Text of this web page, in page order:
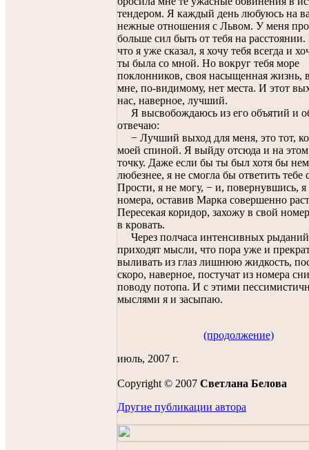
тендером. Я каждый день любуюсь на
нежные отношения с Львом. У меня
больше сил быть от тебя на
что я уже сказал, я хочу тебя всегда и
ты была со мной. Но вокруг тебя море
поклонников, своя насыщенная жизнь,
мне, по-видимому, нет места. И этот
нас, наверное, лучший.
Я высвобождаюсь из его объятий и
отвечаю:
− Лучший выход для меня, это тот,
моей спиной. Я выйду отсюда и на
точку. Даже если бы ты был хотя бы
любезнее, я не смогла бы ответить тебе
Прости, я не могу, − и, повернувшись,
номера, оставив Марка совершенно
Пересекая коридор, захожу в свой
в кровать.
Через полчаса интенсивных рыданий
приходят мысли, что пора уже и
выливать из глаз лишнюю жидкость,
скоро, наверное, постучат из номера
поводу потопа. И с этими
мыслями я и засыпаю.
(продолжение)
июль, 2007 г.
Copyright © 2007 Светланa Беловa
Другие публикации автора